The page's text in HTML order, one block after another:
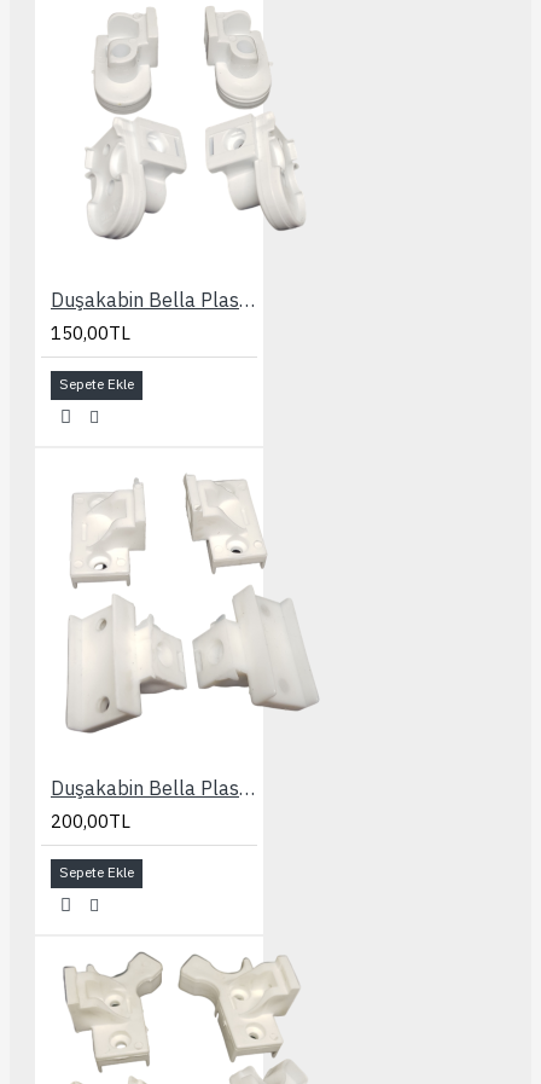
Duşakabin Bella Plastik Aksesuar Seti
150,00TL
Sepete Ekle
Duşakabin Bella Plastik Aksesuar Seti
200,00TL
Sepete Ekle